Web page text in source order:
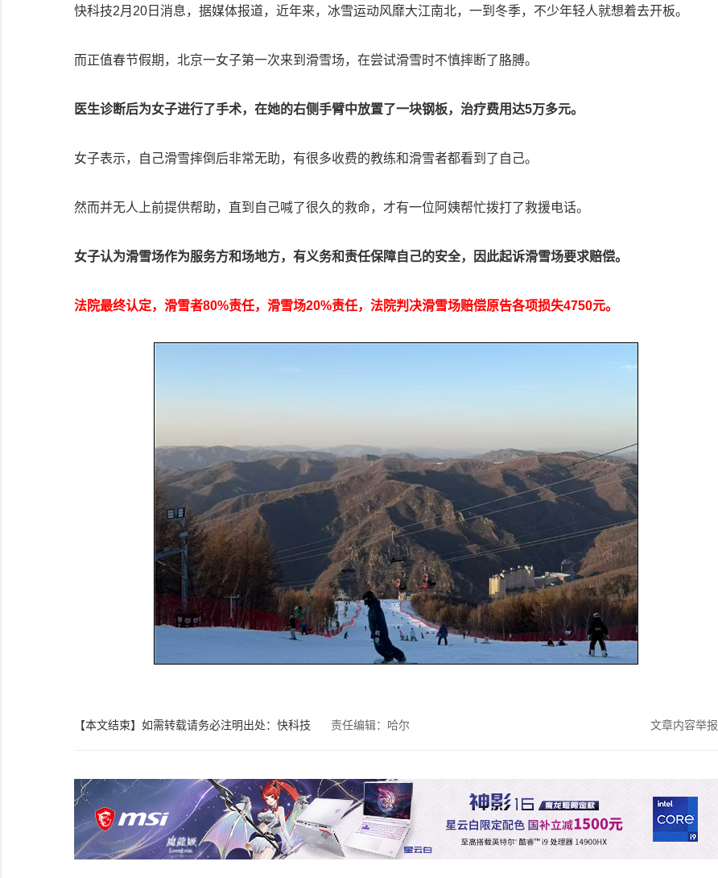
快科技2月20日消息，据媒体报道，近年来，冰雪运动风靡大江南北，一到冬季，不少年轻人就想着去开板。
而正值春节假期，北京一女子第一次来到滑雪场，在尝试滑雪时不慎摔断了胳膊。
医生诊断后为女子进行了手术，在她的右侧手臂中放置了一块钢板，治疗费用达5万多元。
女子表示，自己滑雪摔倒后非常无助，有很多收费的教练和滑雪者都看到了自己。
然而并无人上前提供帮助，直到自己喊了很久的救命，才有一位阿姨帮忙拨打了救援电话。
女子认为滑雪场作为服务方和场地方，有义务和责任保障自己的安全，因此起诉滑雪场要求赔偿。
法院最终认定，滑雪者80%责任，滑雪场20%责任，法院判决滑雪场赔偿原告各项损失4750元。
【本文结束】如需转载请务必注明出处：快科技 责任编辑：哈尔 文章内容举报